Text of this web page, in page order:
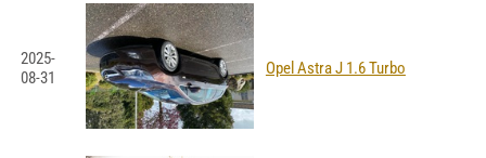
2025-
08-31
Opel Astra J 1.6 Turbo